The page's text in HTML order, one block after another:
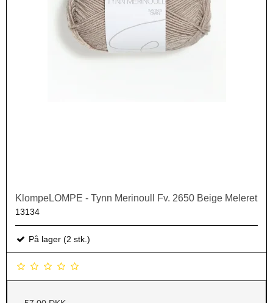
KlompeLOMPE - Tynn Merinoull Fv. 2650 Beige Meleret
13134
På lager (2 stk.)